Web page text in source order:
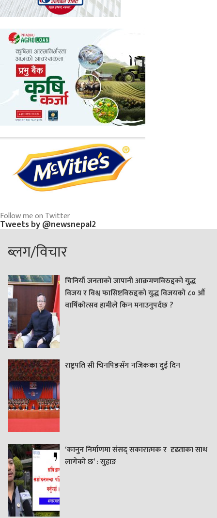
Follow me on Twitter
Tweets by @newsnepal2
ब्लग/विचार
चिनियाँ जनताको जापानी आक्रमणविरुद्दको युद्ध
विजय र विश्व फासिष्टविरुद्दको युद्ध विजयको ८० औं
वार्षिकोत्सव हामीले किन मनाउनुपर्दछ ?
राष्ट्रपति सी चिनपिङसँग नजिकका दुई दिन
‘कानुन निर्माणमा संसद् सकारात्मक र दृढताका साथ
लागेको छ’ : सुहाङ